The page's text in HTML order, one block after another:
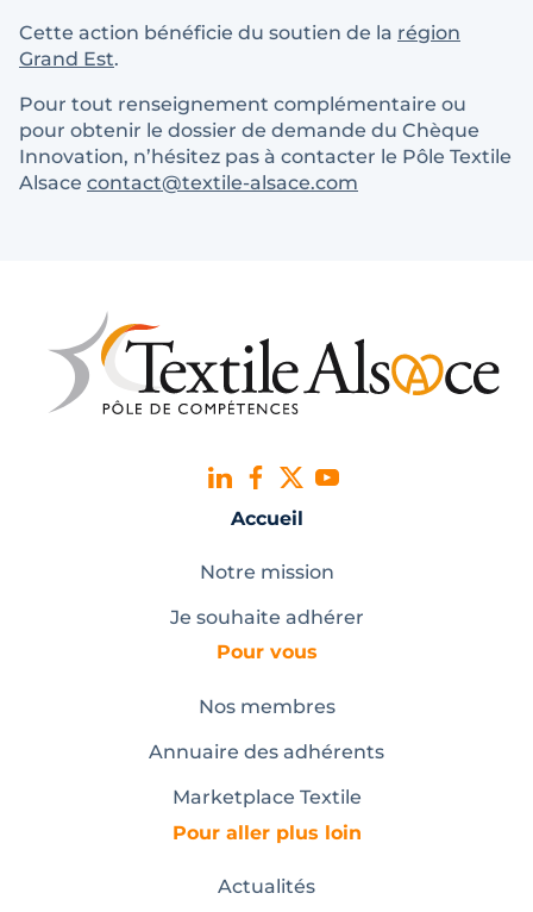
Cette action bénéficie du soutien de la région
Grand Est.
Pour tout renseignement complémentaire ou
pour obtenir le dossier de demande du Chèque
Innovation, n’hésitez pas à contacter le Pôle Textile
Alsace contact@textile-alsace.com
Accueil
Notre mission
Je souhaite adhérer
Pour vous
Nos membres
Annuaire des adhérents
Marketplace Textile
Pour aller plus loin
Actualités